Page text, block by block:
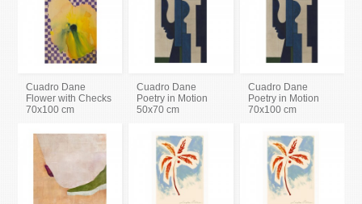
Cuadro Dane
Flower with Checks
70x100 cm
Cuadro Dane
Poetry in Motion
50x70 cm
Cuadro Dane
Poetry in Motion
70x100 cm